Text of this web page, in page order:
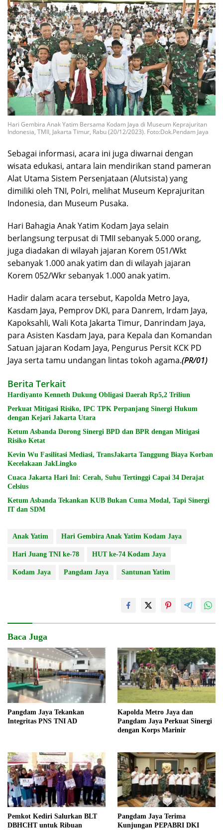
Hari Gembira Anak Yatim Bersama Kodam Jaya di Museum Keprajuritan
Indonesia, TMII, Jakarta Timur, Rabu (20/12/2023). Foto:Dok.Pendam Jaya
Sebagai informasi, acara ini juga diwarnai dengan
wisata edukasi, antara lain mendirikan stand pameran
Alat Utama Sistem Persenjataan (Alutsista) yang
dimiliki oleh TNI, Polri, melihat Museum Keprajuritan
Indonesia, dan Museum Pusaka.
Hari Bahagia Anak Yatim Kodam Jaya selain
berlangsung terpusat di TMII sebanyak 5.000 orang,
juga diadakan di wilayah jajaran Korem 051/Wkt
sebanyak 1.000 anak yatim dan di wilayah jajaran
Korem 052/Wkr sebanyak 1.000 anak yatim.
Hadir dalam acara tersebut, Kapolda Metro Jaya,
Kasdam Jaya, Pemprov DKI, para Danrem, Irdam Jaya,
Kapoksahli, Wali Kota Jakarta Timur, Danrindam Jaya,
para Asisten Kasdam Jaya, para Kepala dan Komandan
Satuan jajaran Kodam Jaya, Pengurus Persit KCK PD
Jaya serta tamu undangan lintas tokoh agama.(PR/01)
Berita Terkait
Hardiyanto Kenneth Dukung Obligasi Daerah Rp5,2 Triliun
Perkuat Mitigasi Risiko, IPC TPK Perpanjang Sinergi Hukum
dengan Kejari Jakarta Utara
Ketum Asbanda Dorong Sinergi BPD dan BPR dengan Mitigasi
Risiko Ketat
Kevin Wu Fasilitasi Mediasi, TransJakarta Tanggung Biaya Korban
Kecelakaan JakLingko
Cuaca Jakarta Hari Ini: Cerah, Suhu Tertinggi Capai 34 Derajat
Celsius
Ketum Asbanda Tekankan KUB Bukan Cuma Modal, Tapi Sinergi
IT dan SDM
Anak Yatim Hari Gembira Anak Yatim Kodam Jaya
Hari Juang TNI ke-78 HUT ke-74 Kodam Jaya
Kodam Jaya Pangdam Jaya Santunan Yatim
Baca Juga
Pangdam Jaya Tekankan
Integritas PNS TNI AD
Kapolda Metro Jaya dan
Pangdam Jaya Perkuat Sinergi
dengan Korps Marinir
Pemkot Kediri Salurkan BLT
DBHCHT untuk Ribuan
Pangdam Jaya Terima
Kunjungan PEPABRI DKI